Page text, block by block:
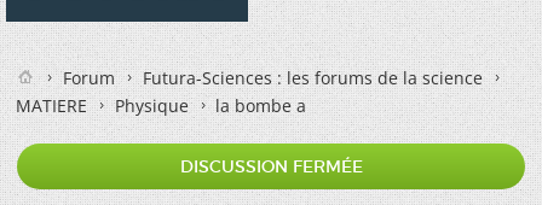
Forum
Futura-Sciences : les forums de la science
MATIERE
Physique la bombe a
DISCUSSION FERMÉE